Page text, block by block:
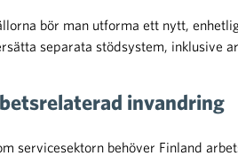
bör man utforma ett nytt,
separata stödsystem, inklusive
invandring
servicesektorn behöver Finland